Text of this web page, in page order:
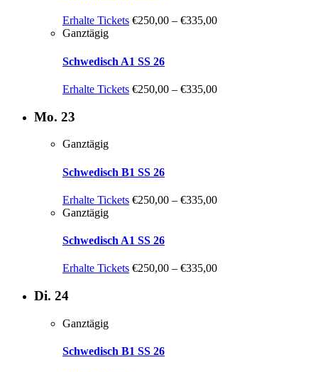
Erhalte Tickets €250,00 – €335,00
Ganztägig
Schwedisch A1 SS 26
Erhalte Tickets €250,00 – €335,00
Mo. 23
Ganztägig
Schwedisch B1 SS 26
Erhalte Tickets €250,00 – €335,00
Ganztägig
Schwedisch A1 SS 26
Erhalte Tickets €250,00 – €335,00
Di. 24
Ganztägig
Schwedisch B1 SS 26